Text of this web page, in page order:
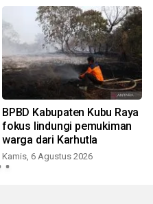
BPBD Kabupaten Kubu Raya
fokus lindungi pemukiman
warga dari Karhutla
Kamis, 6 Agustus 2026